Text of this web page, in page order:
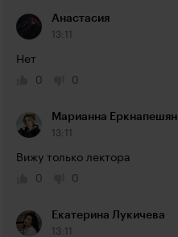
Анастасия
13:11
Нет
0
0
Марианна Еркнапешян
13:11
Вижу только лектора
0
0
Екатерина Лукичева
13:11